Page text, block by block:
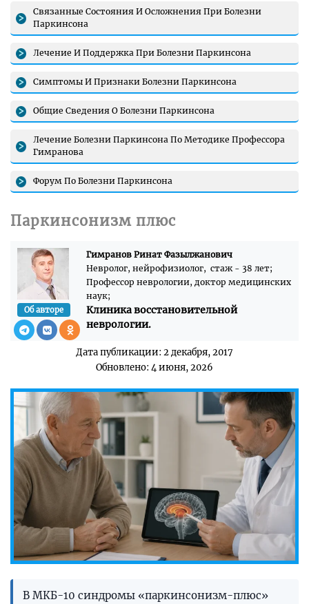
Паркинсонизм плюс
Гимранов Ринат Фазылжанович
Невролог, нейрофизиолог, стаж - 38 лет;
Профессор неврологии, доктор медицинских
наук;
Клиника восстановительной
неврологии.
Об авторе
Дата публикации: 2 декабря, 2017
Обновлено: 4 июня, 2026
В МКБ-10 синдромы «паркинсонизм-плюс»
Связанные Состояния И Осложнения При Болезни
Паркинсона
Лечение И Поддержка При Болезни Паркинсона
Симптомы И Признаки Болезни Паркинсона
Общие Сведения О Болезни Паркинсона
Лечение Болезни Паркинсона По Методике Профессора
Гимранова
Форум По Болезни Паркинсона